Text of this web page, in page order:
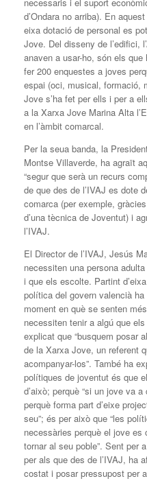
d’Ondara no arriba). En
eixa dotació de personal es
Jove. Del disseny de l’edifici,
anaven a usar-ho, són els
fer 200 enquestes a joves
espai (oci, musical, formació,
Jove s’ha fet per ells i per a
a la Xarxa Jove Marina Alta
en l’àmbit comarcal.
Per la seua banda, la
Montse Villaverde, ha agraït
“segur que serà un recurs
de que des de l’IVAJ es dote
comarca (per exemple,
d’una tècnica de Joventut) i
l’IVAJ.
El Director de l’IVAJ, Jesús
necessiten una persona
i que els escolte. Partint
política del govern valencià
moment en què se senten
necessiten tenir a algú que
explicat que “busquem posar
de la Xarxa Jove, un referent
acompanyar-los”. També ha
polítiques de joventut és que
d’això; perquè “si un jove va
perquè forma part d’eixe
seu”; és per això que “les
necessàries perquè el jove
tornar al seu poble”. Sent per
per als que des de l’IVAJ, ha
costat i posar pressupost per